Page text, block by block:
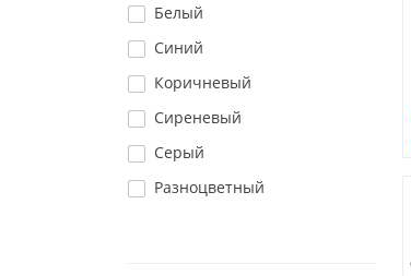
Белый
Синий
Коричневый
Сиреневый
Серый
Разноцветный